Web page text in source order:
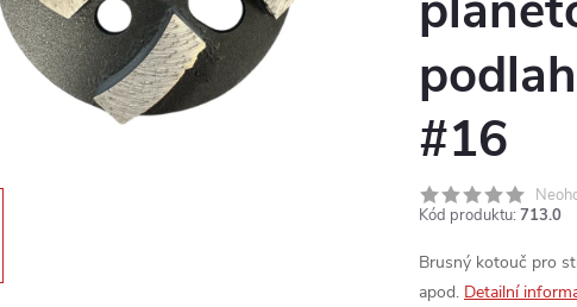
#16
Kód produktu: 713.0
Brusný kotouč pro
apod. Detailní